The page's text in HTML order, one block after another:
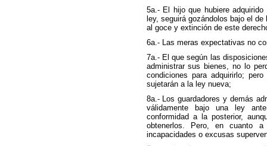
5a.- El hijo que hubiere
ley, seguirá gozándolos bajo el
al goce y extinción de este
6a.- Las meras expectativas no
7a.- El que según las
administrar sus bienes, no lo
condiciones para adquirirlo;
sujetarán a la ley nueva;
8a.- Los guardadores y demás
válidamente bajo una ley
conformidad a la posterior,
obtenerlos. Pero, en cuanto
incapacidades o excusas